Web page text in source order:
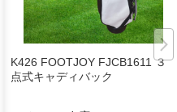
K426 FOOTJOY FJCB1611 ３
点式キャディバック